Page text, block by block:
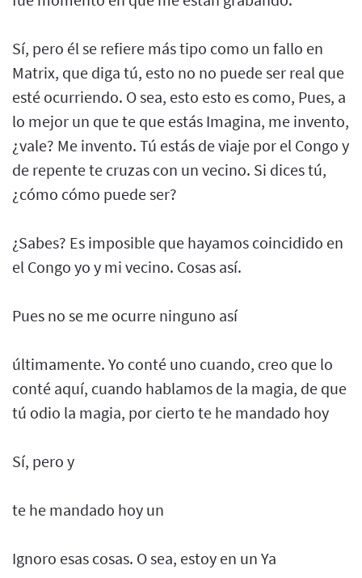
Sí, pero él se refiere más tipo como un fallo en
Matrix, que diga tú, esto no no puede ser real que
esté ocurriendo. O sea, esto esto es como, Pues, a
lo mejor un que te que estás Imagina, me invento,
¿vale? Me invento. Tú estás de viaje por el Congo y
de repente te cruzas con un vecino. Si dices tú,
¿cómo cómo puede ser?
¿Sabes? Es imposible que hayamos coincidido en
el Congo yo y mi vecino. Cosas así.
Pues no se me ocurre ninguno así
últimamente. Yo conté uno cuando, creo que lo
conté aquí, cuando hablamos de la magia, de que
tú odio la magia, por cierto te he mandado hoy
Sí, pero y
te he mandado hoy un
Ignoro esas cosas. O sea, estoy en un Ya